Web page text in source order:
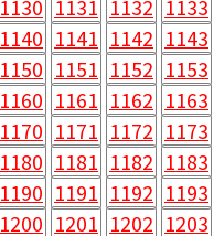
1130 1131 1132 1133
1140 1141 1142 1143
1150 1151 1152 1153
1160 1161 1162 1163
1170 1171 1172 1173
1180 1181 1182 1183
1190 1191 1192 1193
1200 1201 1202 1203